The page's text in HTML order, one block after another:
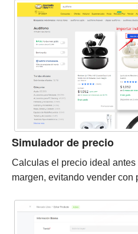
Simulador de precio
Calculas el precio ideal
margen, evitando vender con